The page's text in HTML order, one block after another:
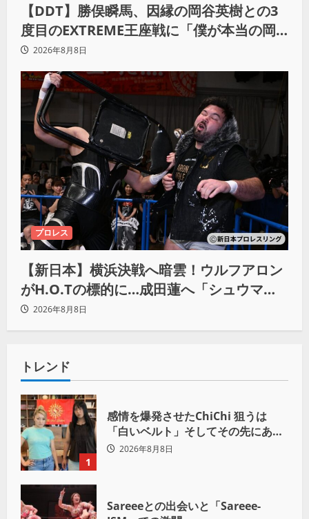
【DDT】勝俣瞬馬、因縁の岡谷英樹との3
度目のEXTREME王座戦に「僕が本当の岡
谷英樹を引き出して獲りたい」
2026年8月8日
プロレス
【新日本】横浜決戦へ暗雲！ウルフアロン
がH.O.Tの標的に…成田蓮へ「シュウマイ
にしてやる」と怒り爆発
2026年8月8日
トレンド
1
感情を爆発させたChiChi 狙うは
「白いベルト」そしてその先にある
世界へ
2026年8月8日
Sareeeとの出会いと「Sareee-